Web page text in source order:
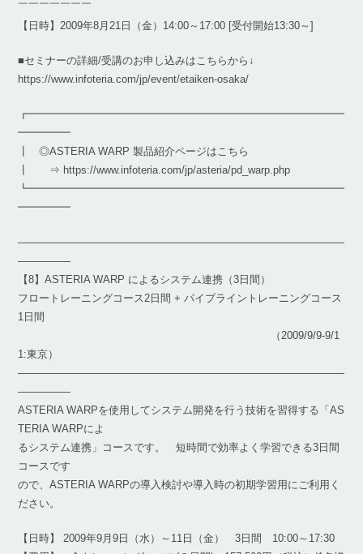
￣￣￣￣￣￣￣
【日時】2009年8月21日（金）14:00～17:00 [受付開始13:30～]
■セミナーの詳細/受講のお申し込みはこちらから↓
https://www.infoteria.com/jp/event/etaiken-osaka/
┏━━━━━━━━━━━━━━━━━━━━━━━━━━━━━━
━━━━━
┃ ◎ASTERIA WARP 製品紹介ページはこちら
┃ ⇒ https://www.infoteria.com/jp/asteria/pd_warp.php
┗━━━━━━━━━━━━━━━━━━━━━━━━━━━━━━
━━━━━
―――――――――――――――――――――――――――――――
―――――
【8】ASTERIA WARP によるシステム連携（3日間）
フロートレーニングコース2日間 + パイプライントレーニングコース
1日間
（2009/9/9-9/1
1:東京）
―――――――――――――――――――――――――――――――
―――――
ASTERIA WARPを使用してシステム開発を行う技術を習得する「AS
TERIA WARPによ
るシステム連携」コースです。 短時間で効率よく学習できる3日間
コースです
ので、ASTERIA WARPの導入検討や導入時の初期学習用にご利用く
ださい。
【日時】 2009年9月9日（水）～11日（金） 3日間 10:00～17:30